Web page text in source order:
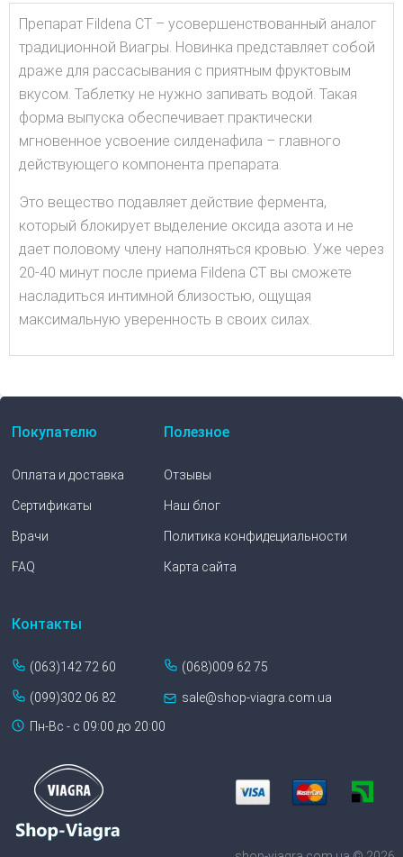
Препарат Fildena CT – усовершенствованный аналог
традиционной Виагры. Новинка представляет собой
драже для рассасывания с приятным фруктовым
вкусом. Таблетку не нужно запивать водой. Такая
форма выпуска обеспечивает практически
мгновенное усвоение силденафила – главного
действующего компонента препарата.
Это вещество подавляет действие фермента,
который блокирует выделение оксида азота и не
дает половому члену наполняться кровью. Уже через
20-40 минут после приема Fildena CT вы сможете
насладиться интимной близостью, ощущая
максимальную уверенность в своих силах.
Покупателю
Оплата и доставка
Сертификаты
Врачи
FAQ
Полезное
Отзывы
Наш блог
Политика конфидециальности
Карта сайта
Контакты
(063)142 72 60 (068)009 62 75
(099)302 06 82
sale@shop-viagra.com.ua
Пн-Вс - с 09:00 до 20:00